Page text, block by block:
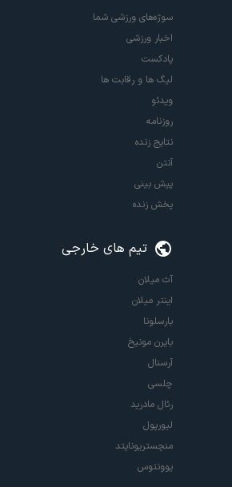
سوژه‌های ورزشی شما
اخبار ورزشی
پادکست
لیگ ها و رقابت ها
ویدئو
روزنامه
نتایج زنده
آنتن
پیش بینی
پخش زنده
تیم های خارجی
آث میلان
اینتر میلان
بارسلونا
بایرن مونیخ
آرسنال
چلسی
رئال مادرید
لیورپول
منچستریونایتد
یوونتوس